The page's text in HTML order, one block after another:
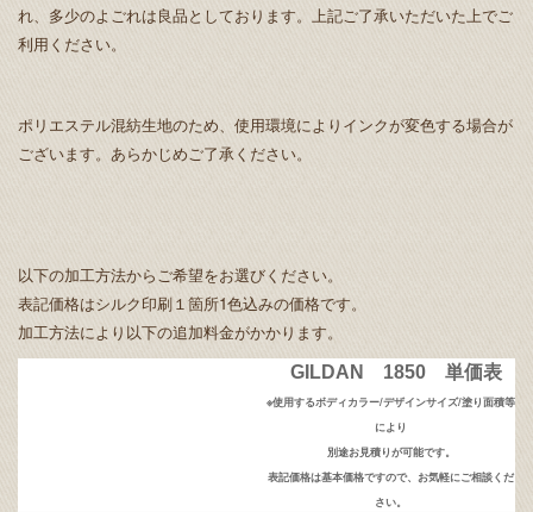
れ、多少のよごれは良品としております。上記ご了承いただいた上でご
利用ください。
ポリエステル混紡生地のため、使用環境によりインクが変色する場合が
ございます。あらかじめご了承ください。
以下の加工方法からご希望をお選びください。
表記価格はシルク印刷１箇所1色込みの価格です。
加工方法により以下の追加料金がかかります。
GILDAN 1850 単価表
※使用するボディカラー/デザインサイズ/塗り面積等
により
別途お見積りが可能です。
表記価格は基本価格ですので、お気軽にご相談くだ
さい。